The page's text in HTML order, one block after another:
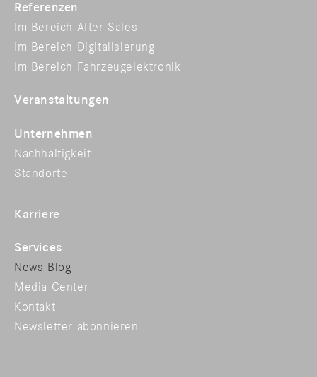
Referenzen
Im Bereich After Sales
Im Bereich Digitalisierung
Im Bereich Fahrzeugelektronik
Veranstaltungen
Unternehmen
Nachhaltigkeit
Standorte
Karriere
Services
News Blog
Media Center
Kontakt
Newsletter abonnieren